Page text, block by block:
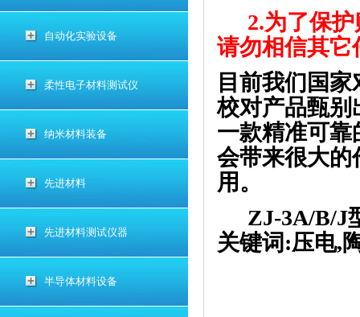
自动化实验设备
柔性电子材料测试仪
纳米材料装备
先进材料
先进材料测试仪器
半导体材料设备
2.为了保
请勿相信其它
目前我们国
校对产品甄别
一款精准可
会带来很大的
用。
ZJ-3A/B/J
关键词:压电,